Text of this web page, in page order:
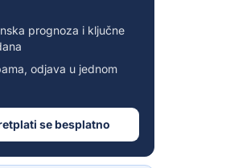
prognoza i ključne
odjava u jednom
se besplatno